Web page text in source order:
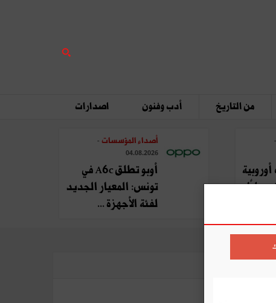
من التاريخ أدب وفنون اصدارات
-
أصداء المؤسسات -
04.08.2026
أوبو تطلق A6c في
تونس: المعيار الجديد
لفئة الأجهزة ...